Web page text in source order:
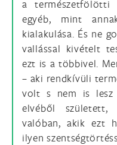
a természetfölötti
egyéb, mint
kialakulása. És ne
vallással kivételt
ezt is a többivel.
– aki rendkívüli
volt s nem is lesz
elvéből született,
valóban, akik ezt
ilyen